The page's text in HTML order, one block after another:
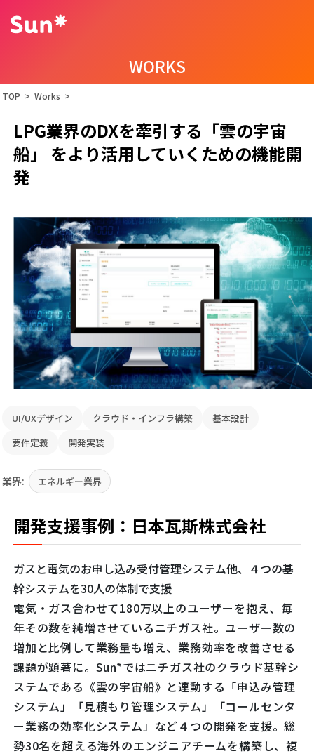
WORKS
TOP > Works >
LPG業界のDXを牽引する「雲の宇宙
船」 をより活用していくための機能開
発
UI/UXデザイン クラウド・インフラ構築
基本設計
要件定義
開発実装
業界: エネルギー業界
開発支援事例：日本瓦斯株式会社
ガスと電気のお申し込み受付管理システム他、４つの基
幹システムを30人の体制で支援
電気・ガス合わせて180万以上のユーザーを抱え、毎
年その数を純増させているニチガス社。ユーザー数の
増加と比例して業務量も増え、業務効率を改善させる
課題が顕著に。Sun*ではニチガス社のクラウド基幹シ
ステムである《雲の宇宙船》と連動する「申込み管理
システム」「見積もり管理システム」「コールセンタ
ー業務の効率化システム」など４つの開発を支援。総
勢30名を超える海外のエンジニアチームを構築し、複